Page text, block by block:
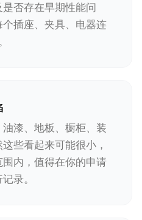
否存在早期性能问
插座、夹具、电器连
漆、地板、橱柜、装
些看起来可能很小，
内，值得在你的申请
录。